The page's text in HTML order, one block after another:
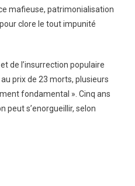
mafieuse, patrimonialisation
clore le tout impunité
de l’insurrection populaire
prix de 23 morts, plusieurs
fondamental ». Cinq ans
peut s’enorgueillir, selon